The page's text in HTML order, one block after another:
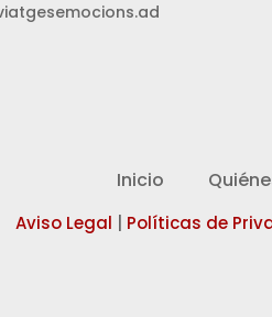
Inicio
Aviso Legal Políticas de